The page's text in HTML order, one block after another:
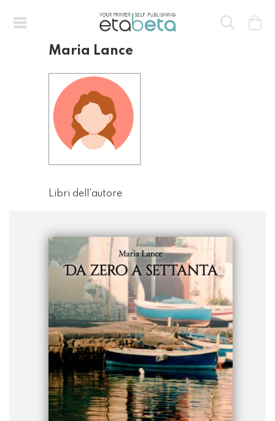
Maria Lance
Libri dell'autore